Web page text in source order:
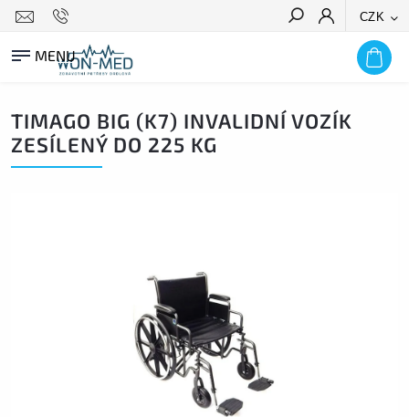
CZK
HLEDAT
TIMAGO BIG (K7) INVALIDNÍ VOZÍK
ZESÍLENÝ DO 225 KG